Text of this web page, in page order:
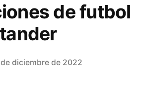
de futbol
de diciembre de 2022